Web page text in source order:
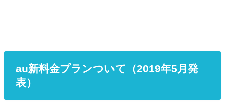
au新料金プランついて（2019年5月発
表）